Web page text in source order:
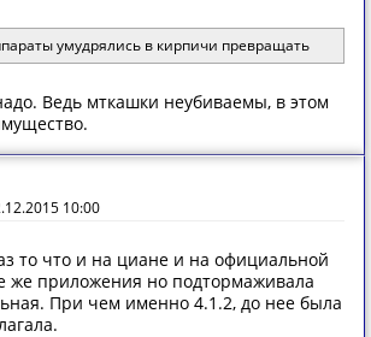
умудрялись в кирпичи превращать
Ведь мткашки неубиваемы, в этом
10:00
то что и на циане и на официальной
же приложения но подтормаживала
При чем именно 4.1.2, до нее была